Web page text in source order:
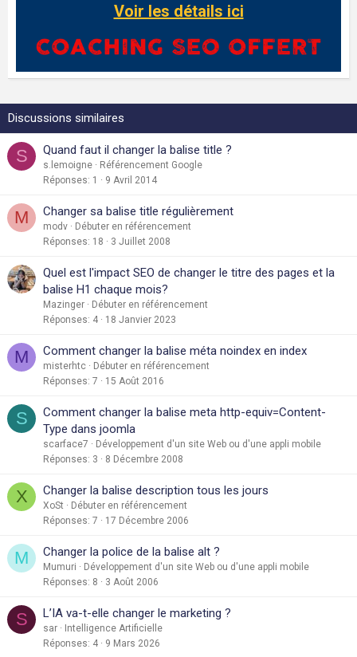
Voir les détails ici
Discussions similaires
S Quand faut il changer la balise title ?
s.lemoigne
Référencement Google
Réponses 1 9 Avril 2014
M Changer sa balise title régulièrement
modv
Débuter en référencement
Réponses 18 3 Juillet 2008
Quel est l'impact SEO de changer le titre des pages et la
balise H1 chaque mois?
Mazinger
Débuter en référencement
Réponses 4 18 Janvier 2023
M Comment changer la balise méta noindex en index
misterhtc
Débuter en référencement
Réponses 7 15 Août 2016
S
Comment changer la balise meta http-equiv=Content-
Type dans joomla
scarface7
Développement d'un site Web ou d'une appli mobile
Réponses 3 8 Décembre 2008
X Changer la balise description tous les jours
XoSt
Débuter en référencement
Réponses 7 17 Décembre 2006
M Changer la police de la balise alt ?
Mumuri
Développement d'un site Web ou d'une appli mobile
Réponses 8 3 Août 2006
S L’IA va-t-elle changer le marketing ?
sar
Intelligence Artificielle
Réponses 4 9 Mars 2026